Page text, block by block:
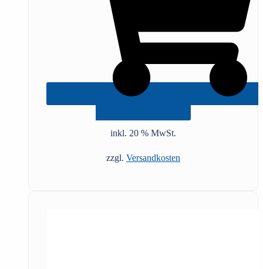
inkl. 20 % MwSt.
zzgl. Versandkosten